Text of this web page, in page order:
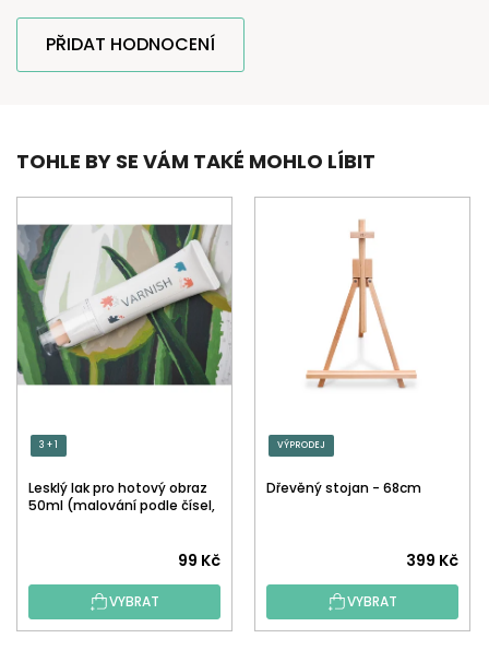
PŘIDAT HODNOCENÍ
TOHLE BY SE VÁM TAKÉ MOHLO LÍBIT
3 + 1
Lesklý lak pro hotový obraz
50ml (malování podle čísel,
hodnocení
produktu
je
99 Kč
VYBRAT
VÝPRODEJ
Dřevěný stojan - 68cm
399 Kč
VYBRAT